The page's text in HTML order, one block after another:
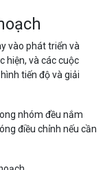
vào phát triển và
hiện, và các cuộc
tiến độ và giải
nhóm đều nắm
điều chỉnh nếu cần